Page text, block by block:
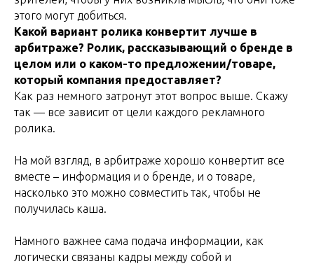
этого могут добиться.
Какой вариант ролика конвертит лучше в
арбитраже? Ролик, рассказывающий о бренде в
целом или о каком-то предложении/товаре,
который компания предоставляет?
Как раз немного затронут этот вопрос выше. Скажу
так — все зависит от цели каждого рекламного
ролика.
На мой взгляд, в арбитраже хорошо конвертит все
вместе – информация и о бренде, и о товаре,
насколько это можно совместить так, чтобы не
получилась каша.
Намного важнее сама подача информации, как
логически связаны кадры между собой и